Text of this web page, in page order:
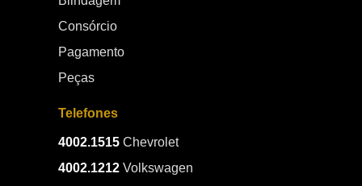
Consórcio
Pagamento
Peças
Telefones
4002.1515 Chevrolet
4002.1212 Volkswagen